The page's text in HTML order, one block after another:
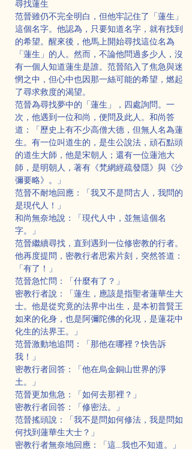
尋找蓮生
范晉雖仍不完全明白，但他牢記住了「蓮生」
這個名字。他認為，只要知道名字，就有找到
的希望。醒來後，他馬上開始尋找這位名為
「蓮生」的人。然而，不論他問過多少人，沒
有一個人知道蓮生是誰。范晉陷入了焦急與迷
惘之中，但心中也因那一絲可能的希望，燃起
了尋求救度的渴望。
范晉為尋找夢中的「蓮生」，四處詢問。一
次，他遇到一位和尚，便問及此人。和尚答
道：「歷史上有不少高僧大德，但無人名為蓮
生。有一位叫道生的，是生公說法，頑石點頭
的道生大師，他是宋朝人；還有一位蓮池大
師，是明朝人，著有《梵網經疏發隱》與《沙
彌要略》。」
范晉不耐地回應：「我又不是問古人，我問的
是現代人！」
和尚無奈地說：「現代人中，並無這個名
字。」
范晉繼續尋找，直到遇到一位修密教的行者。
他再度提問，密教行者思索片刻，突然答道：
「有了！」
范晉急忙問：「什麼有了？」
密教行者說：「蓮生，應該是指聖者蓮華生大
士。他是從究竟的法界中出生，是本初普賢王
如來的化身，也是阿彌陀佛的化現，是蓮花中
化生的法界王。」
范晉激動地追問：「那他在哪裡？快告訴
我！」
密教行者回答：「他在烏金銅山世界的淨
土。」
范晉更加焦急：「如何去那裡？」
密教行者回答：「修密法。」
范晉搖頭說：「我不是問如何修法，我是問如
何找到蓮華生大士？」
密教行者無奈地回應：「這……我也不知道。」